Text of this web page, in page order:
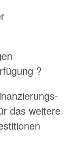
?
das weitere